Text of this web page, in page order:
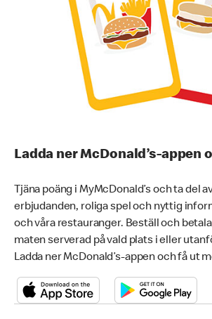
Ladda ner McDonald’s-appen
Tjäna poäng i MyMcDonald’s och ta del
erbjudanden, roliga spel och nyttig
och våra restauranger. Beställ och
maten serverad på vald plats i eller
Ladda ner McDonald’s-appen och få ut